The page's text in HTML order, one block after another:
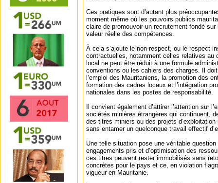
Ces pratiques sont d’autant plus
moment même où les pouvoirs publics
claire de promouvoir un recrutement fondé sur
valeur réelle des compétences.
À cela s’ajoute le non-respect, ou le respect
contractuelles, notamment celles relatives au
local ne peut être réduit à une formule
conventions ou les cahiers des charges. Il
l’emploi des Mauritaniens, la promotion des
formation des cadres locaux et l’intégration
nationales dans les postes de responsabilité.
Il convient également d’attirer l’attention sur
sociétés minières étrangères qui continuent,
des titres miniers ou des projets
sans entamer un quelconque travail effectif
Une telle situation pose une véritable
engagements pris et d’optimisation des
ces titres peuvent rester immobilisés sans
concrètes pour le pays et ce, en violation
vigueur en Mauritanie.